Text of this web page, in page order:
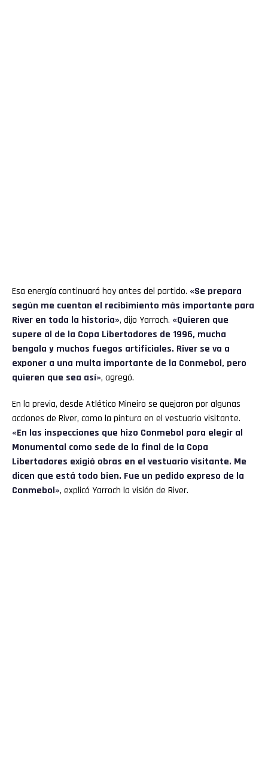
Esa energía continuará hoy antes del partido. «Se prepara
según me cuentan el recibimiento más importante para
River en toda la historia», dijo Yarroch. «Quieren que
supere al de la Copa Libertadores de 1996, mucha
bengala y muchos fuegos artificiales. River se va a
exponer a una multa importante de la Conmebol, pero
quieren que sea así», agregó.
En la previa, desde Atlético Mineiro se quejaron por algunas
acciones de River, como la pintura en el vestuario visitante.
«En las inspecciones que hizo Conmebol para elegir al
Monumental como sede de la final de la Copa
Libertadores exigió obras en el vestuario visitante. Me
dicen que está todo bien. Fue un pedido expreso de la
Conmebol», explicó Yarroch la visión de River.